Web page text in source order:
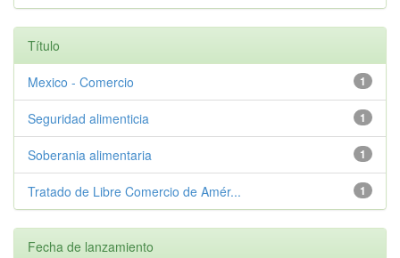
Título
1
Mexico - Comercio
1
Seguridad alimenticia
1
Soberania alimentaria
1
Tratado de Libre Comercio de Amér...
Fecha de lanzamiento